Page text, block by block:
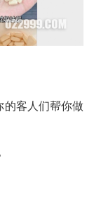
的客人们帮你做